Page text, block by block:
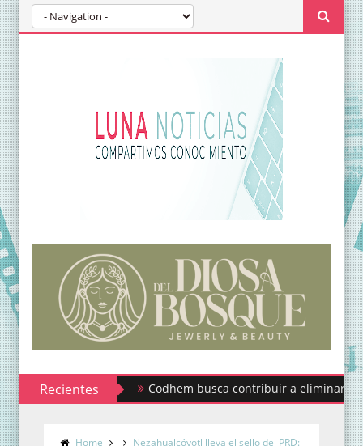
Recientes
Codhem busca contribuir a eliminar los
Sindicato de Maestros al Servicio del Estado
Home
Nezahualcóyotl lleva el sello del PRD: